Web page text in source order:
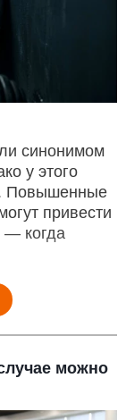
синонимом
у этого
Повышенные
привести
— когда
можно